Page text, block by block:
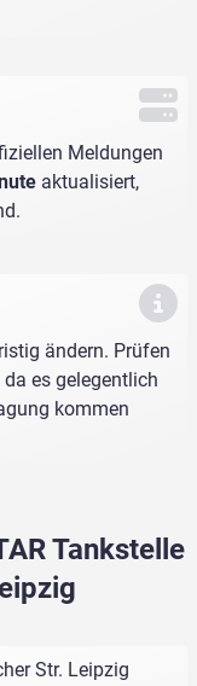
Meldungen
aktualisiert,
ändern. Prüfen
es gelegentlich
kommen
Tankstelle
Str. Leipzig